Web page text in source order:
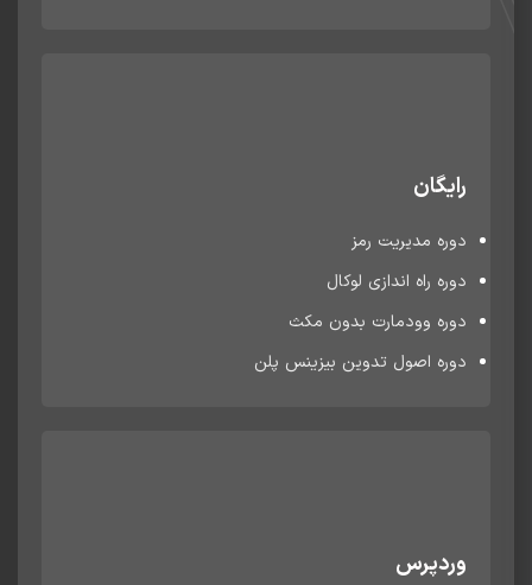
رایگان
دوره مدیریت رمز
دوره راه اندازی لوکال
دوره وودمارت بدون مکث
دوره اصول تدوین بیزینس پلن
وردپرس